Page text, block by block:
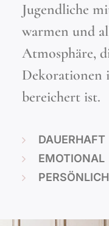
Jugendliche
warmen und
Atmosphäre,
Dekorationen
bereichert ist.
DAUERHAFT
EMOTIONAL
PERSÖNLICH